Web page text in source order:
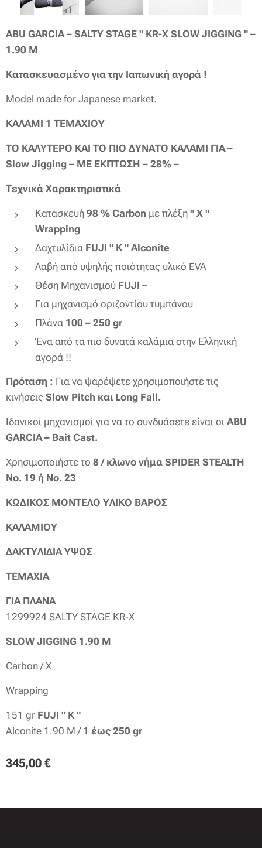
ABU GARCIA – SALTY STAGE " KR-X SLOW JIGGING " –
1.90 M
Κατασκευασμένο για την Ιαπωνική αγορά !
Model made for Japanese market.
KΑΛΑΜΙ 1 ΤΕΜΑΧΙΟΥ
ΤO ΚΑΛΥΤΕΡΟ ΚΑΙ ΤΟ ΠΙΟ ΔΥΝΑΤΟ ΚΑΛΑΜΙ ΓΙΑ –
Slow Jigging – ME ΕΚΠΤΩΣΗ – 28% –
Tεχνικά Χαρακτηριστικά
Κατασκευή 98 % Carbon με πλέξη " X "
Wrapping
Δαχτυλίδια FUJI " K " Alconite
Λαβή από υψηλής ποιότητας υλικό EVA
Θέση Μηχανισμού FUJΙ –
Για μηχανισμό οριζοντίου τυμπάνου
Πλάνα 100 – 250 gr
Ένα από τα πιο δυνατά καλάμια στην Ελληνική
αγορά !!
Πρόταση : Για να ψαρέψετε χρησιμοποιήστε τις
κινήσεις Slow Pitch και Long Fall.
Ιδανικοί μηχανισμοί για να το συνδυάσετε είναι οι ABU
GARCIA – Bait Cast.
Xρησιμοποιήστε το 8 / κλωνο νήμα SPIDER STEALTH
No. 19 ή No. 23
ΚΩΔΙΚΟΣ ΜΟΝΤΕΛΟ ΥΛΙΚΟ ΒΑΡΟΣ
ΚΑΛΑΜΙΟΥ
ΔΑΚΤΥΛΙΔΙΑ ΥΨΟΣ
ΤΕΜΑΧΙΑ
ΓΙΑ ΠΛΑΝΑ
1299924 SALTY STAGE KR-X
SLOW JIGGING 1.90 M
Carbon / Χ
Wrapping
151 gr FUJI " Κ "
Alconite 1.90 M / 1 έως 250 gr
345,00 €